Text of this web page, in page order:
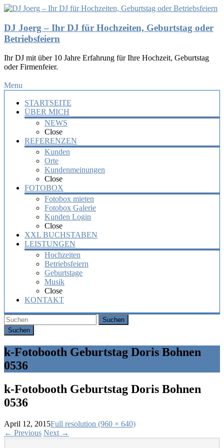
DJ Joerg – Ihr DJ für Hochzeiten, Geburtstag oder
Betriebsfeiern
Ihr DJ mit über 10 Jahre Erfahrung für Ihre Hochzeit, Geburtstag
oder Firmenfeier.
Menu
STARTSEITE
ÜBER MICH
NEWS
Close
REFERENZEN
Kunden
Orte
Kundenmeinungen
Close
FOTOBOX
Fotobox mieten
Fotobox Galerie
Kunden Login
Close
XXL BUCHSTABEN
LEISTUNGEN
Hochzeiten
Betriebsfeiern
Geburtstage
Musik
Close
KONTAKT
Suchen
k-Fotobooth Geburtstag Doris Bohnen
0536
k-Fotobooth Geburtstag Doris Bohnen
0536
April 12, 2015Full resolution (960 × 640)
← Previous Next →